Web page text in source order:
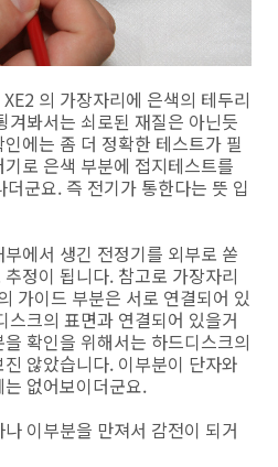
의 가장자리에 은색의 테두리
겨봐서는 쇠로된 재질은 아닌듯
에는 좀 더 정확한 테스트가 필
로 은색 부분에 접지테스트를
군요. 즉 전기가 통한다는 뜻 입
에서 생긴 전정기를 외부로 쏟
정이 됩니다. 참고로 가장자리
가이드 부분은 서로 연결되어 있
스크의 표면과 연결되어 있을거
확인을 위해서는 하드디스크의
않았습니다. 이부분이 단자와
없어보이더군요.
이부분을 만져서 감전이 되거